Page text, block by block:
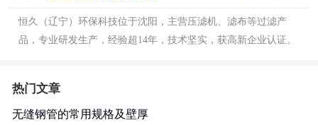
恒久（辽宁）环保科技位于沈阳，主营压滤机、滤布等过滤产
品，专业研发生产，经验超14年，技术坚实，获高新企业认证。
热门文章
无缝钢管的常用规格及壁厚